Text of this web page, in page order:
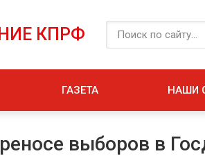
КПРФ
ГАЗЕТА НАШИ
выборов в